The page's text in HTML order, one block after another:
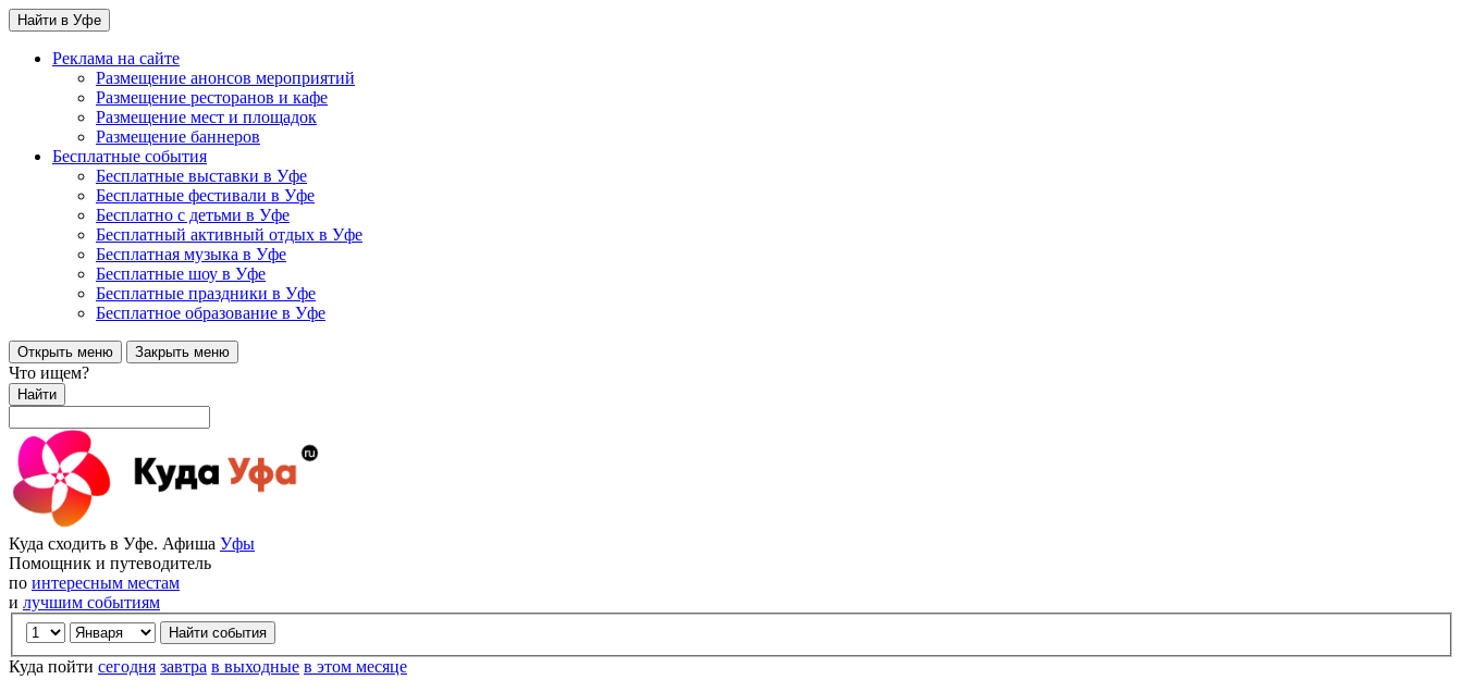
Найти в Уфе
Реклама на сайте
Размещение анонсов мероприятий
Размещение ресторанов и кафе
Размещение мест и площадок
Размещение баннеров
Бесплатные события
Бесплатные выставки в Уфе
Бесплатные фестивали в Уфе
Бесплатно с детьми в Уфе
Бесплатный активный отдых в Уфе
Бесплатная музыка в Уфе
Бесплатные шоу в Уфе
Бесплатные праздники в Уфе
Бесплатное образование в Уфе
Открыть меню Закрыть меню
Что ищем?
Найти
Куда сходить в Уфе. Афиша Уфы
Помощник и путеводитель
по интересным местам
и лучшим событиям
Куда пойти сегодня завтра в выходные в этом месяце